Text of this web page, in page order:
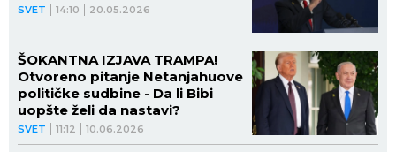
SVET 14:10 20.05.2026
SVET 11:12 10.06.2026
ŠOKANTNA IZJAVA TRAMPA!
Otvoreno pitanje Netanjahuove
političke sudbine - Da li Bibi
uopšte želi da nastavi?